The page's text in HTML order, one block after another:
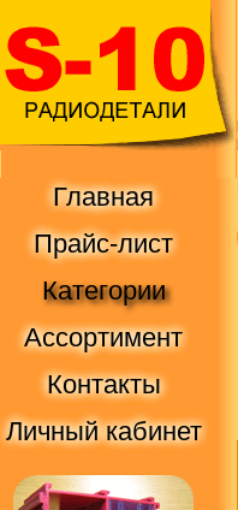
Главная
Прайс-лист
Категории
Ассортимент
Контакты
Личный кабинет